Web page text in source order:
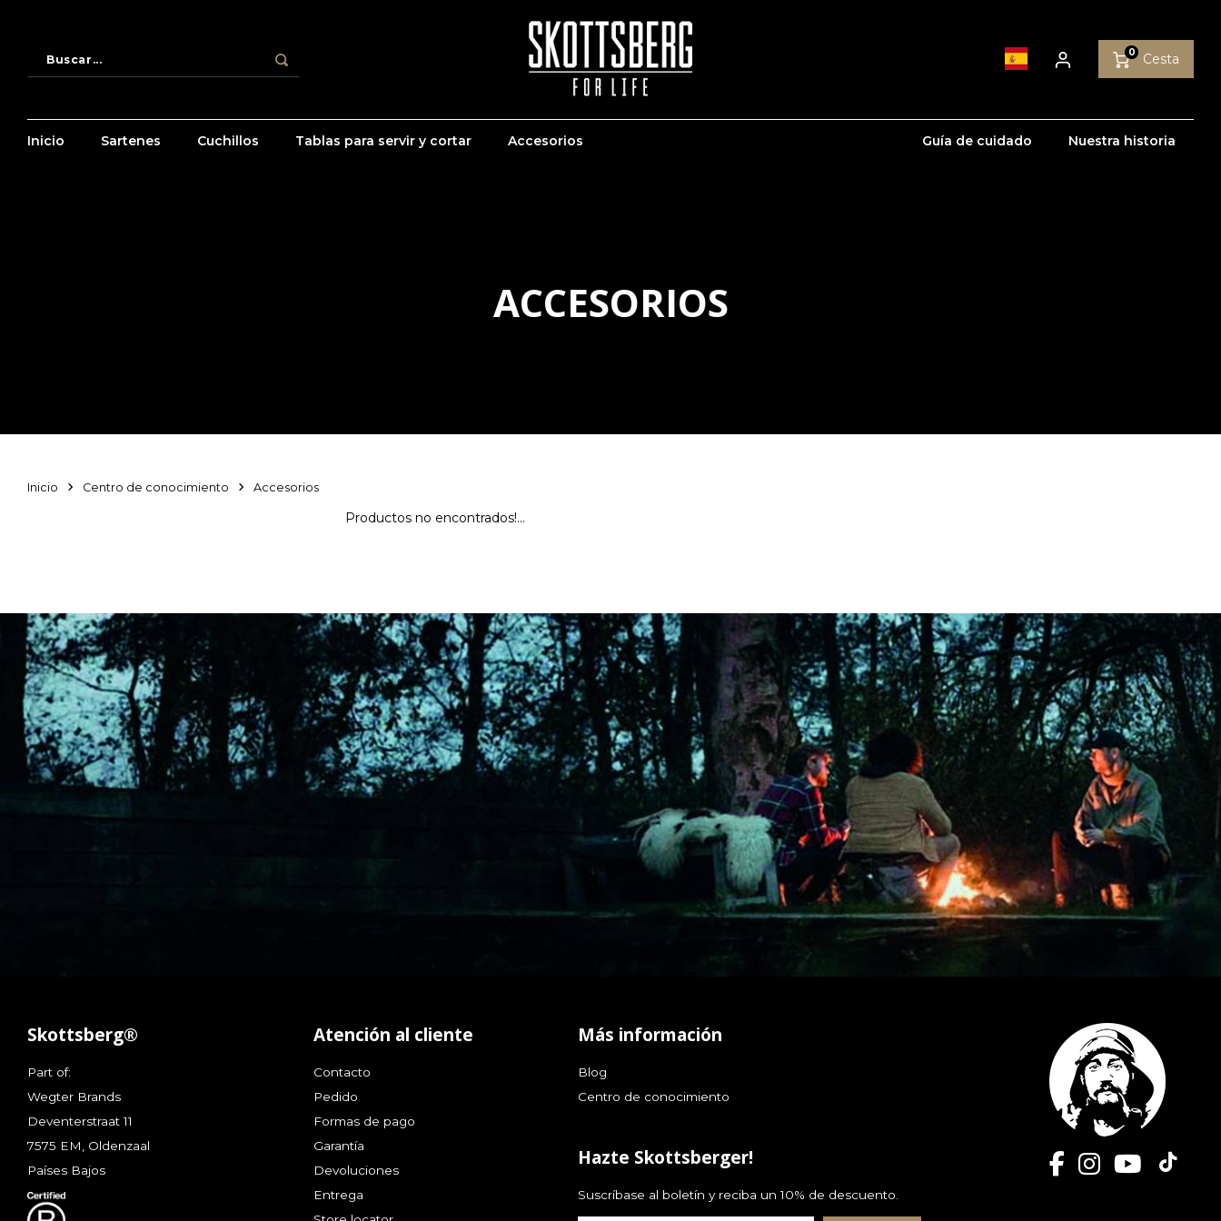
0 Cesta
Inicio Sartenes Cuchillos Tablas para servir y cortar Accesorios Guía de cuidado Nuestra historia
ACCESORIOS
Inicio Centro de conocimiento Accesorios
Productos no encontrados!...
Skottsberg®
Part of:
Wegter Brands
Deventerstraat 11
7575 EM, Oldenzaal
Países Bajos
Atención al cliente
Contacto
Pedido
Formas de pago
Garantía
Devoluciones
Entrega
Más información
Blog
Centro de conocimiento
Hazte Skottsberger!
Suscríbase al boletín y reciba un 10% de descuento.